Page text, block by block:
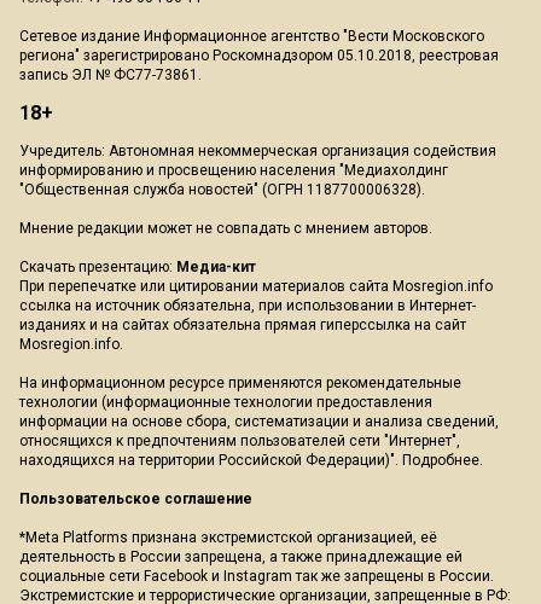
Сетевое издание Информационное агентство "Вести Московского
региона" зарегистрировано Роскомнадзором 05.10.2018, реестровая
запись ЭЛ № ФС77-73861.
18+
Учредитель: Автономная некоммерческая организация содействия
информированию и просвещению населения "Медиахолдинг
"Общественная служба новостей" (ОГРН 1187700006328).
Мнение редакции может не совпадать с мнением авторов.
Скачать презентацию: Медиа-кит
При перепечатке или цитировании материалов сайта Mosregion.info
ссылка на источник обязательна, при использовании в Интернет-
изданиях и на сайтах обязательна прямая гиперссылка на сайт
Mosregion.info.
На информационном ресурсе применяются рекомендательные
технологии (информационные технологии предоставления
информации на основе сбора, систематизации и анализа сведений,
относящихся к предпочтениям пользователей сети "Интернет",
находящихся на территории Российской Федерации)". Подробнее.
Пользовательское соглашение
*Meta Platforms признана экстремистской организацией, её
деятельность в России запрещена, а также принадлежащие ей
социальные сети Facebook и Instagram так же запрещены в России.
Экстремистские и террористические организации, запрещенные в РФ: